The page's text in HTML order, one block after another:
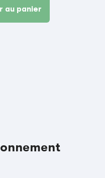
au panier